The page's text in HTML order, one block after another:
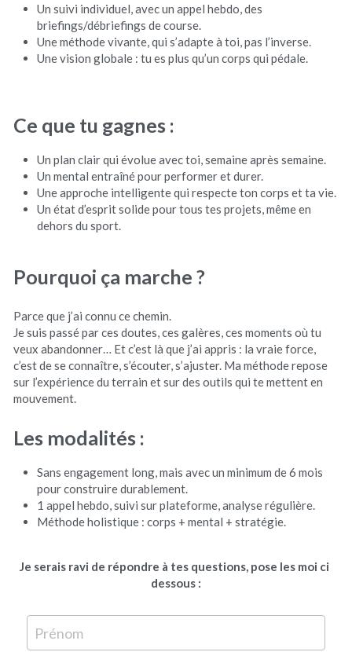
Un suivi individuel, avec un appel hebdo, des
briefings/débriefings de course.
Une méthode vivante, qui s’adapte à toi, pas l’inverse.
Une vision globale : tu es plus qu’un corps qui pédale.
Ce que tu gagnes :
Un plan clair qui évolue avec toi, semaine après semaine.
Un mental entraîné pour performer et durer.
Une approche intelligente qui respecte ton corps et ta vie.
Un état d’esprit solide pour tous tes projets, même en
dehors du sport.
Pourquoi ça marche ?
Parce que j’ai connu ce chemin.
Je suis passé par ces doutes, ces galères, ces moments où tu
veux abandonner… Et c’est là que j’ai appris : la vraie force,
c’est de se connaître, s’écouter, s’ajuster. Ma méthode repose
sur l’expérience du terrain et sur des outils qui te mettent en
mouvement.
Les modalités :
Sans engagement long, mais avec un minimum de 6 mois
pour construire durablement.
1 appel hebdo, suivi sur plateforme, analyse régulière.
Méthode holistique : corps + mental + stratégie.
Je serais ravi de répondre à tes questions, pose les moi ci
dessous :
Prénom